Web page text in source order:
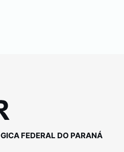
FEDERAL DO PARANÁ